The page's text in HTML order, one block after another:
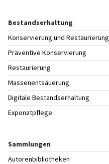
Bestandserhaltung
Konservierung und Restaurierung
Präventive Konservierung
Restaurierung
Massenentsäuerung
Digitale Bestandserhaltung
Exponatpflege
Sammlungen
Autorenbibliotheken